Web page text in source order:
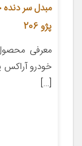
پژو 206
معرفی
خودرو آراکس
[…]